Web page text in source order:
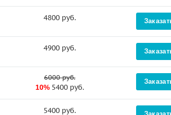
4800 руб.
4900 руб.
6000 руб.
10% 5400 руб.
5400 руб.